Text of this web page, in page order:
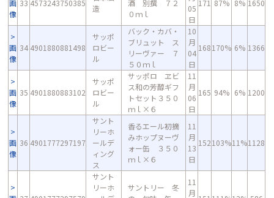
画
像
33 4573243750385
造
酒 別撰 ７２
０ｍｌ
05
日
171 87% 8% 1650
画
像
34 4901880881498
サッポ
ロビー
ル
バック・カバ・
ブリュット ス
リーヴァー ７
５０ｍｌ
10
月
04
日
168170% 6% 1366
画
像
35 4901880883102
サッポ
ロビー
ル
サッポロ ヱビ
ス和の芳醇ギフ
トセット３５０
ｍｌ×６
11
月
06
日
165 94% 6% 1200
画
像
36 4901777297197
サント
リーホ
ールデ
ィング
ス
香るエール初摘
みホップヌーヴ
ォー缶 ３５０
ｍｌ×６
11
月
13
日
152103%11%1128
サント
リーホ
サントリー 冬
11
月